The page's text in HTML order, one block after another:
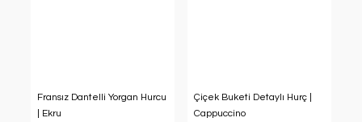
Fransız Dantelli Yorgan Hurcu
| Ekru
Çiçek Buketi Detaylı Hurç |
Cappuccino